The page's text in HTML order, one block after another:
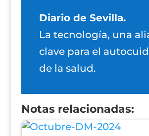
Diario de Sevilla.
La tecnología, una
clave para el
de la salud.
Notas relacionadas: